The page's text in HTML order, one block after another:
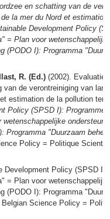
en schatting van de
la mer du Nord et estimation
Development Policy
= Plan voor
(PODO I): Programma
R. (Ed.) (2002). Evaluatie
de verontreiniging van
estimation de la pollution
Policy (SPSD I): Programme
Programma "Duurzaam
Policy = Politique
Policy (SPSD I):
= Plan voor
(PODO I): Programma
Science Policy =